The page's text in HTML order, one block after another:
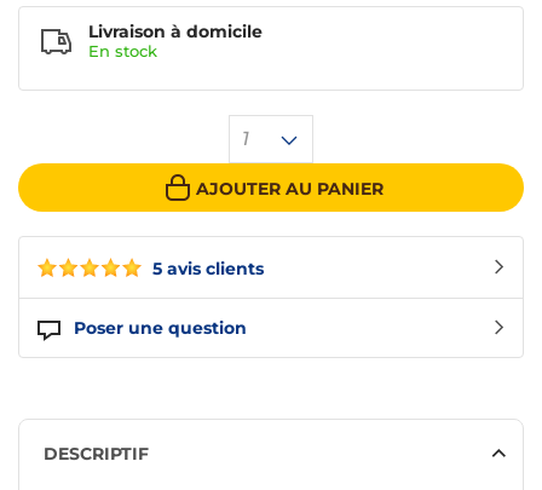
5 avis clients
Poser une question
1
AJOUTER AU PANIER
Livraison à domicile
En stock
DESCRIPTIF